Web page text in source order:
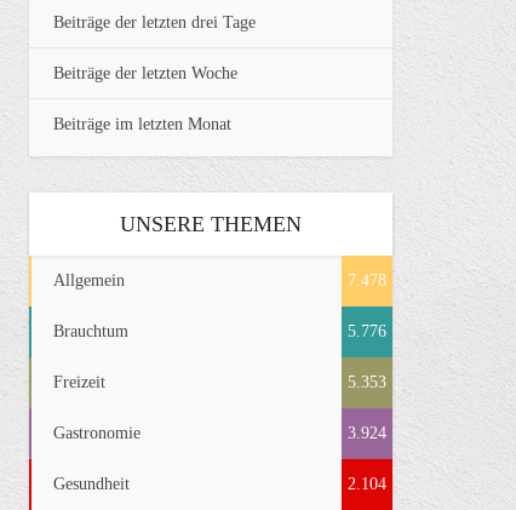
Beiträge der letzten drei Tage
Beiträge der letzten Woche
Beiträge im letzten Monat
UNSERE THEMEN
Allgemein 7.478
Brauchtum 5.776
Freizeit 5.353
Gastronomie 3.924
Gesundheit 2.104